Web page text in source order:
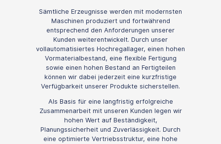
Sämtliche Erzeugnisse werden mit modernsten
Maschinen produziert und fortwährend
entsprechend den Anforderungen unserer
Kunden weiterentwickelt. Durch unser
vollautomatisiertes Hochregallager, einen hohen
Vormaterialbestand, eine flexible Fertigung
sowie einen hohen Bestand an Fertigteilen
können wir dabei jederzeit eine kurzfristige
Verfügbarkeit unserer Produkte sicherstellen.
Als Basis für eine langfristig erfolgreiche
Zusammenarbeit mit unseren Kunden legen wir
hohen Wert auf Beständigkeit,
Planungssicherheit und Zuverlässigkeit. Durch
eine optimierte Vertriebsstruktur, eine hohe